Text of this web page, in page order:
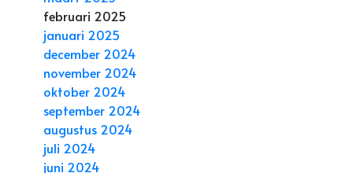
februari 2025
januari 2025
december 2024
november 2024
oktober 2024
september 2024
augustus 2024
juli 2024
juni 2024